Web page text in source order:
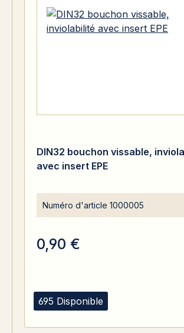
695 Disponible
DIN32 bouchon vissable,
avec insert EPE
Numéro d'article 1000005
0,90 €